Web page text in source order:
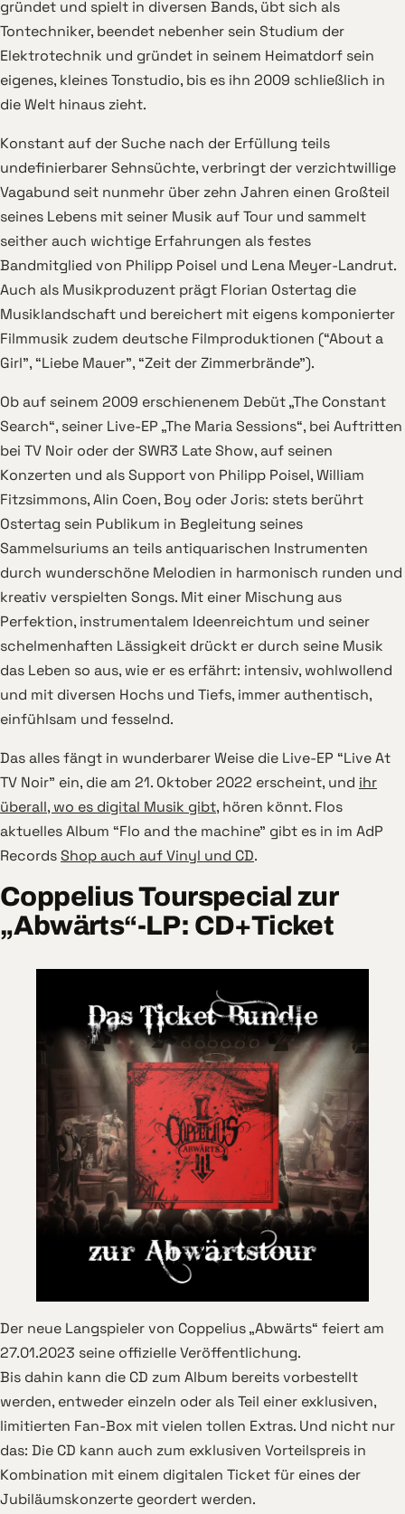
gründet und spielt in diversen Bands, übt sich als
Tontechniker, beendet nebenher sein Studium der
Elektrotechnik und gründet in seinem Heimatdorf sein
eigenes, kleines Tonstudio, bis es ihn 2009 schließlich in
die Welt hinaus zieht.
Konstant auf der Suche nach der Erfüllung teils
undefinierbarer Sehnsüchte, verbringt der verzichtwillige
Vagabund seit nunmehr über zehn Jahren einen Großteil
seines Lebens mit seiner Musik auf Tour und sammelt
seither auch wichtige Erfahrungen als festes
Bandmitglied von Philipp Poisel und Lena Meyer-Landrut.
Auch als Musikproduzent prägt Florian Ostertag die
Musiklandschaft und bereichert mit eigens komponierter
Filmmusik zudem deutsche Filmproduktionen (“About a
Girl”, “Liebe Mauer”, “Zeit der Zimmerbrände”).
Ob auf seinem 2009 erschienenem Debüt „The Constant
Search“, seiner Live-EP „The Maria Sessions“, bei Auftritten
bei TV Noir oder der SWR3 Late Show, auf seinen
Konzerten und als Support von Philipp Poisel, William
Fitzsimmons, Alin Coen, Boy oder Joris: stets berührt
Ostertag sein Publikum in Begleitung seines
Sammelsuriums an teils antiquarischen Instrumenten
durch wunderschöne Melodien in harmonisch runden und
kreativ verspielten Songs. Mit einer Mischung aus
Perfektion, instrumentalem Ideenreichtum und seiner
schelmenhaften Lässigkeit drückt er durch seine Musik
das Leben so aus, wie er es erfährt: intensiv, wohlwollend
und mit diversen Hochs und Tiefs, immer authentisch,
einfühlsam und fesselnd.
Das alles fängt in wunderbarer Weise die Live-EP “Live At
TV Noir” ein, die am 21. Oktober 2022 erscheint, und ihr
überall, wo es digital Musik gibt, hören könnt. Flos
aktuelles Album “Flo and the machine” gibt es in im AdP
RecordsShop auch auf Vinyl und CD.
Coppelius Tourspecial zur
„Abwärts“-LP: CD+Ticket
Der neue Langspieler von Coppelius „Abwärts“ feiert am
27.01.2023 seine offizielle Veröffentlichung.
Bis dahin kann die CD zum Album bereits vorbestellt
werden, entweder einzeln oder als Teil einer exklusiven,
limitierten Fan-Box mit vielen tollen Extras. Und nicht nur
das: Die CD kann auch zum exklusiven Vorteilspreis in
Kombination mit einem digitalen Ticket für eines der
Jubiläumskonzerte geordert werden.